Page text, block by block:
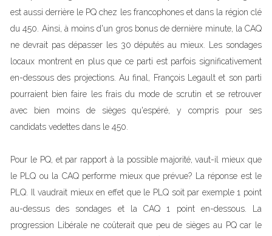
est aussi derrière le PQ chez les francophones et dans la région clé
du 450. Ainsi, à moins d'un gros bonus de dernière minute, la CAQ
ne devrait pas dépasser les 30 députés au mieux. Les sondages
locaux montrent en plus que ce parti est parfois significativement
en-dessous des projections. Au final, François Legault et son parti
pourraient bien faire les frais du mode de scrutin et se retrouver
avec bien moins de sièges qu'espéré, y compris pour ses
candidats vedettes dans le 450.
Pour le PQ, et par rapport à la possible majorité, vaut-il mieux que
le PLQ ou la CAQ performe mieux que prévue? La réponse est le
PLQ. Il vaudrait mieux en effet que le PLQ soit par exemple 1 point
au-dessus des sondages et la CAQ 1 point en-dessous. La
progression Libérale ne coûterait que peu de sièges au PQ car le